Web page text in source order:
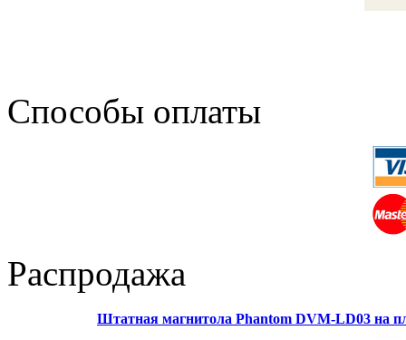
Способы оплаты
Распродажа
Штатная магнитола Phantom DVM-LD03 на